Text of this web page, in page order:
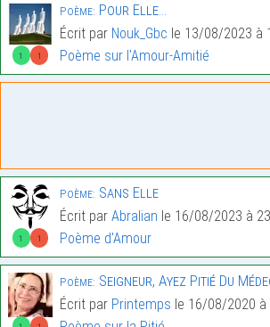
1 1
Poème: Pour Elle…
Écrit par Nouk_Gbc le 13/08/2023 à
Poème sur l'Amour-Amitié
1 1
Poème: Sans Elle
Écrit par Abralian le 16/08/2023 à
Poème d'Amour
Poème: Seigneur, Ayez Pitié Du
Écrit par Printemps le 16/08/2020 à